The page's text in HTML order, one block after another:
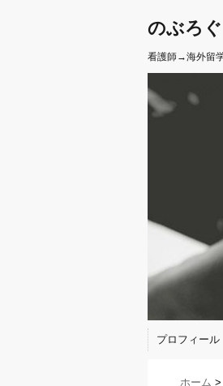
のぶろぐ
看護師→海外留
プロフィール
ホーム >